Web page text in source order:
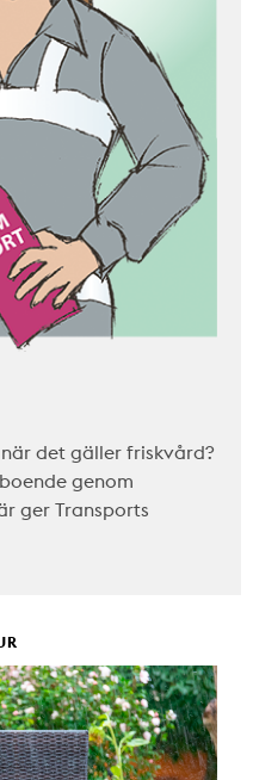
det gäller friskvård?
genom
ger Transports